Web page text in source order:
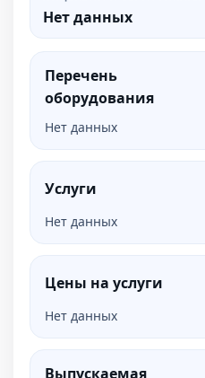
Нет данных
Перечень
оборудования
Нет данных
Услуги
Нет данных
Цены на услуги
Нет данных
Выпускаемая